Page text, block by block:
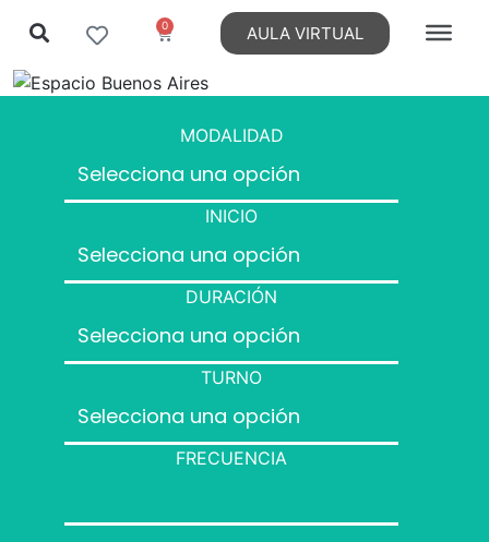
0 AULA VIRTUAL
MODALIDAD
INICIO
DURACIÓN
TURNO
FRECUENCIA